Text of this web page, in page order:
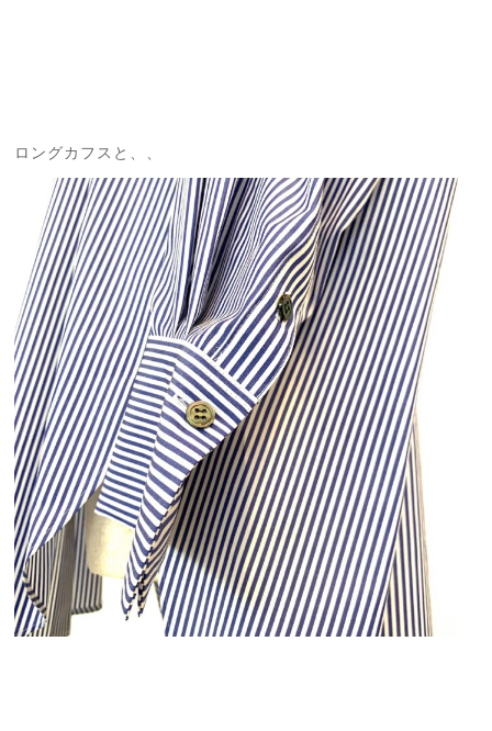
ロングカフスと、、